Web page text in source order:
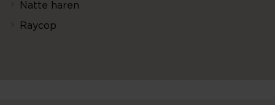
Natte haren
Raycop